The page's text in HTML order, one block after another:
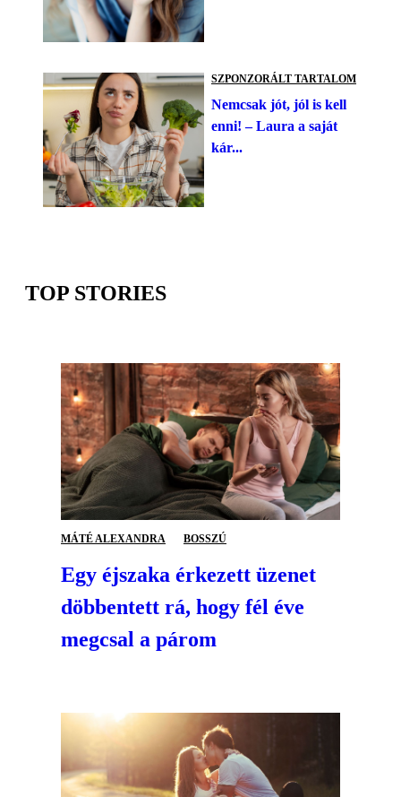
SZPONZORÁLT TARTALOM
Nemcsak jót, jól is kell
enni! – Laura a saját
kár...
TOP STORIES
MÁTÉ ALEXANDRA BOSSZÚ
Egy éjszaka érkezett üzenet
döbbentett rá, hogy fél éve
megcsal a párom